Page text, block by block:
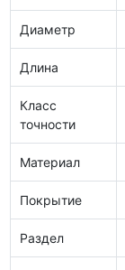
Диаметр
Длина
Класс
точности
Материал
Покрытие
Раздел